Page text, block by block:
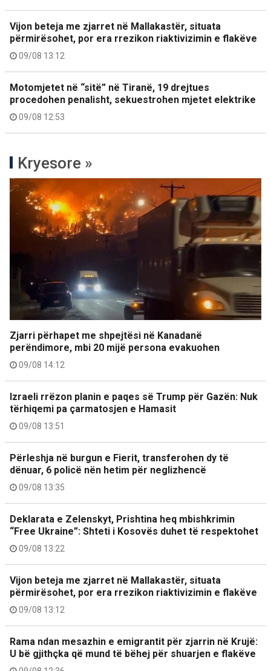
Vijon beteja me zjarret në Mallakastër, situata
përmirësohet, por era rrezikon riaktivizimin e flakëve
09/08 13:12
Motomjetet në “sitë” në Tiranë, 19 drejtues
procedohen penalisht, sekuestrohen mjetet elektrike
09/08 12:53
Kryesore »
Zjarri përhapet me shpejtësi në Kanadanë
perëndimore, mbi 20 mijë persona evakuohen
09/08 14:12
Izraeli rrëzon planin e paqes së Trump për Gazën: Nuk
tërhiqemi pa çarmatosjen e Hamasit
09/08 13:51
Përleshja në burgun e Fierit, transferohen dy të
dënuar, 6 policë nën hetim për neglizhencë
09/08 13:35
Deklarata e Zelenskyt, Prishtina heq mbishkrimin
“Free Ukraine”: Shteti i Kosovës duhet të respektohet
09/08 13:22
Vijon beteja me zjarret në Mallakastër, situata
përmirësohet, por era rrezikon riaktivizimin e flakëve
09/08 13:12
Rama ndan mesazhin e emigrantit për zjarrin në Krujë:
U bë gjithçka që mund të bëhej për shuarjen e flakëve